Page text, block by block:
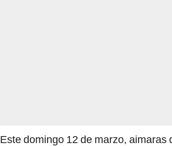
Este domingo 12 de marzo, aimaras